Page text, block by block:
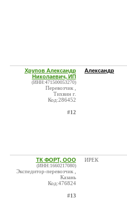
Хрупов Александр
Николаевич, ИП
(ИНН:471500053270)
Перевозчик ,
Тихвин г.
Код:286452
#12
Александр
ТК ФОРТ, ООО
(ИНН:1660217080)
Экспедитор-перевозчик ,
Казань
Код:476824
#13
ИРЕК